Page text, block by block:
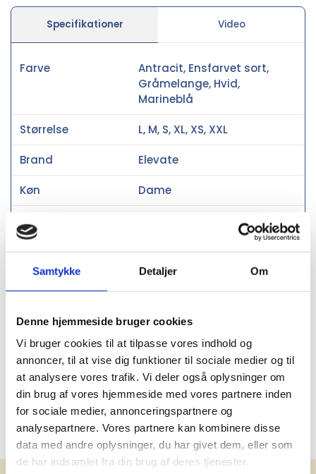
Samtykke Detaljer Om
Denne hjemmeside bruger cookies
Vi bruger cookies til at tilpasse vores indhold og
annoncer, til at vise dig funktioner til sociale medier og til
at analysere vores trafik. Vi deler også oplysninger om
din brug af vores hjemmeside med vores partnere inden
for sociale medier, annonceringspartnere og
analysepartnere. Vores partnere kan kombinere disse
data med andre oplysninger, du har givet dem, eller som
de har indsamlet fra din brug af deres tjenester.
Specifikationer Video
Farve
Antracit, Ensfarvet sort,
Gråmelange, Hvid,
Marineblå
Størrelse L, M, S, XL, XS, XXL
Brand Elevate
Køn Dame
Materiale
Dobbelt piqué strik af 5%
Elastan og 95% Bomuld, 200
g/m2
Pasform Almindelig
Miljøcertificeringer OEKO-TEX®
Oprindelsesland Bangladesh
PMS farve
Black 7C, Black, Melange,
White, 533 C